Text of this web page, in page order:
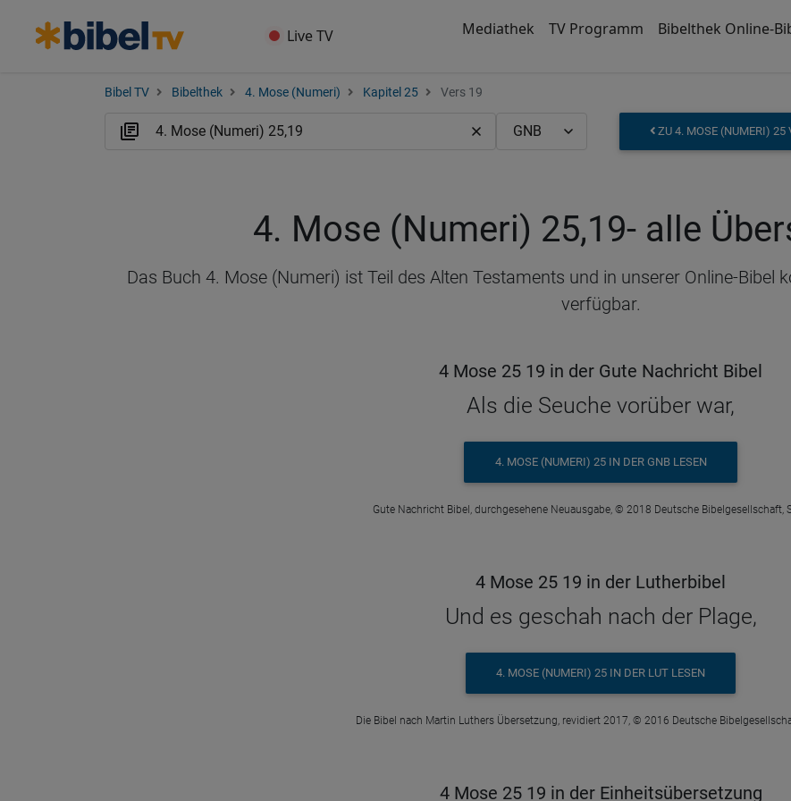
Live TV Mediathek TV Programm Bibelthek Online-
Bibel TV Bibelthek 4. Mose (Numeri) Kapitel 25 Vers 19
ZU 4. MOSE (NUMERI) 25
4. Mose (Numeri) 25,19- alle
Das Buch 4. Mose (Numeri) ist Teil des Alten Testaments und in unserer Online-Bibel
verfügbar.
4 Mose 25 19 in der Gute Nachricht Bibel
Als die Seuche vorüber war,
4. MOSE (NUMERI) 25 IN DER GNB LESEN
Gute Nachricht Bibel, durchgesehene Neuausgabe, © 2018 Deutsche Bibelgesellschaft,
4 Mose 25 19 in der Lutherbibel
Und es geschah nach der Plage,
4. MOSE (NUMERI) 25 IN DER LUT LESEN
Die Bibel nach Martin Luthers Übersetzung, revidiert 2017, © 2016 Deutsche
4 Mose 25 19 in der Einheitsübersetzung